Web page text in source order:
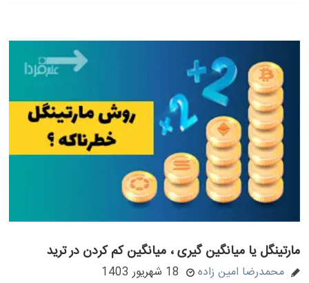
مارتینگل یا میانگین گیری ، میانگین کم کردن در ترید
محمدرضا امین زاده 18 شهریور 1403